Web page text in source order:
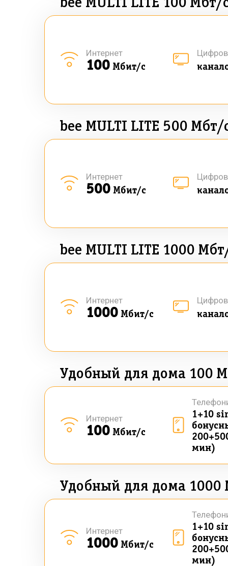
bee MULTI LITE 100 Мбт/
100 Мбит/с
Интернет
bee MULTI LITE 500 Мбт/
500 Мбит/с
Интернет
bee MULTI LITE 1000
1000 Мбит/с
Интернет
Удобный для дома 100
100 Мбит/с
Интернет
1+10
мин)
Удобный для дома 1000
1000 Мбит/с
Интернет
1+10
мин)